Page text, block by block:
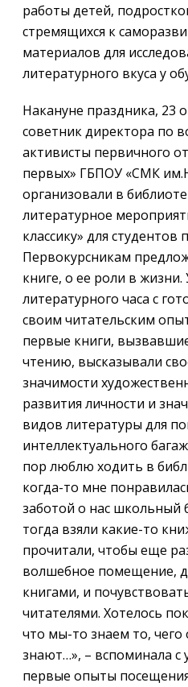
работы детей,
стремящихся к
материалов для
литературного вкуса у
Накануне праздника, 23
советник директора по
активисты первичного
первых» ГБПОУ «СМК
организовали в
литературное
классику» для студентов
Первокурсникам
книге, о ее роли в жизни.
литературного часа с
своим читательским
первые книги,
чтению, высказывали
значимости
развития личности и
видов литературы для
интеллектуального
пор люблю ходить в
когда-то мне
заботой о нас школьный
тогда взяли какие-то
прочитали, чтобы еще
волшебное помещение,
книгами, и
читателями. Хотелось
что мы-то знаем то, чего
знают…», – вспоминала с
первые опыты